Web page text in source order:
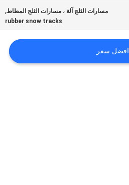
مسارات الثلج آلة ، مسارات الثلج المطاط,
rubber snow tracks
افضل سعر